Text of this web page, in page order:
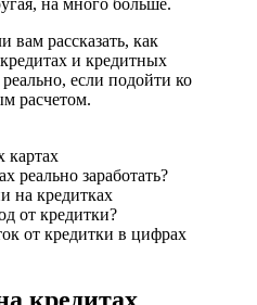
вам рассказать, как
и кредитных
если подойти ко
расчетом.
картах
реально заработать?
на кредитках
от кредитки?
от кредитки в цифрах
кредитах